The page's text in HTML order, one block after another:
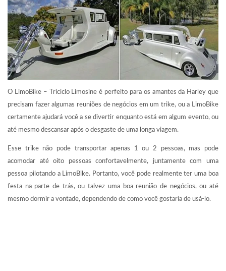
O LimoBike – Triciclo Limosine é perfeito para os amantes da Harley que
precisam fazer algumas reuniões de negócios em um trike, ou a LimoBike
certamente ajudará você a se divertir enquanto está em algum evento, ou
até mesmo descansar após o desgaste de uma longa viagem.
Esse trike não pode transportar apenas 1 ou 2 pessoas, mas pode
acomodar até oito pessoas confortavelmente, juntamente com uma
pessoa pilotando a LimoBike. Portanto, você pode realmente ter uma boa
festa na parte de trás, ou talvez uma boa reunião de negócios, ou até
mesmo dormir a vontade, dependendo de como você gostaria de usá-lo.